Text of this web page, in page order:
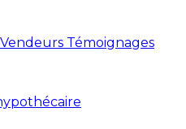
Vendeurs Témoignages